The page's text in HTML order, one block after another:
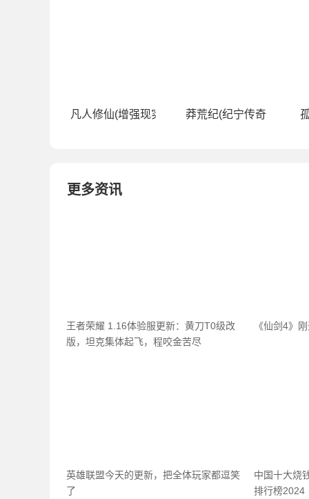
凡人修仙(增强现实版（0.1折）)莽荒纪(纪宁传奇（0.1折
更多资讯
王者荣耀 1.16体验服更新：黄刀T0级改
版，坦克集体起飞，程咬金苦尽
《仙剑4》
英雄联盟今天的更新，把全体玩家都逗笑
了
中国十大烧
排行榜2024